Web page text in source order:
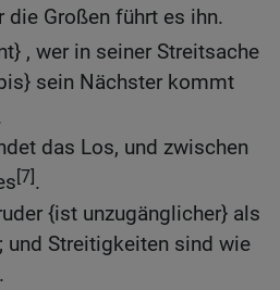
die Großen führt es ihn.
, wer in seiner Streitsache
sein Nächster kommt
das Los, und zwischen
[7].
{ist unzugänglicher} als
und Streitigkeiten sind wie